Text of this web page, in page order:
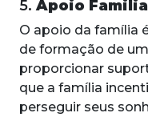
5.Apoio
O apoio da família
de formação de
proporcionar
que a família
perseguir seus